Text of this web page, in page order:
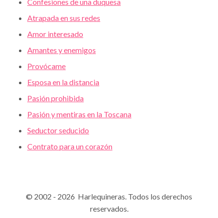
Atrapada en sus redes
Amor interesado
Amantes y enemigos
Provócame
Esposa en la distancia
Pasión prohibida
Pasión y mentiras en la Toscana
Seductor seducido
Contrato para un corazón
© 2002 - 2026 Harlequineras. Todos los derechos
reservados.